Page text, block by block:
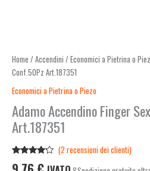
Home / Accendini / Economici a Pietrina o
Conf.50Pz Art.187351
Economici a Pietrina o Piezo
Adamo Accendino Finger
Art.187351
(2 recensioni dei clienti)